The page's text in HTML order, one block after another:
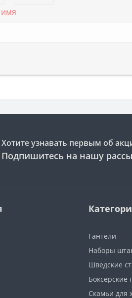
Хотите узнавать первым об
Подпишитесь на нашу
Гантели
Наборы
Шведские
Боксерские
Скамьи для